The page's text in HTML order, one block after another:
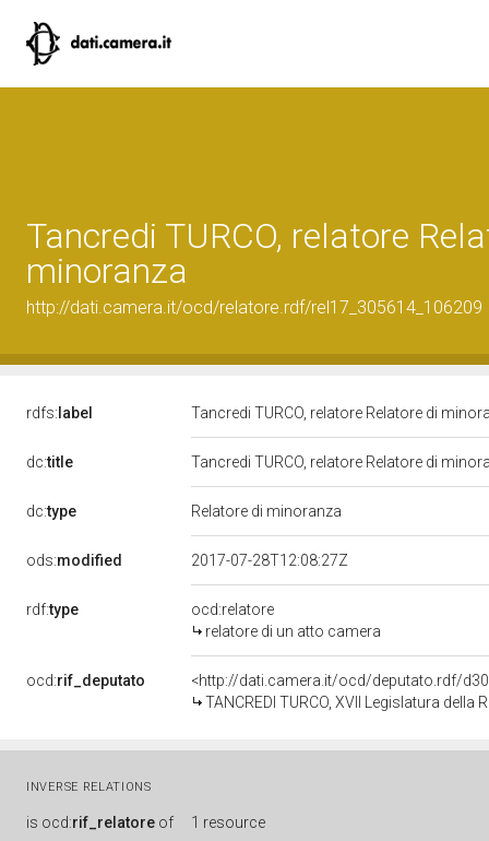
Tancredi TURCO, relatore
minoranza
http://dati.camera.it/ocd/relatore.rdf/rel17_305614_106209
rdfs: label Tancredi TURCO, relatore Relatore di
dc:title Tancredi TURCO, relatore Relatore di
dc:type Relatore di minoranza
ods:modified 2017-07-28T12:08:27Z
rdf:type
ocd:relatore
relatore di un atto camera
ocd:rif_deputato
<http://dati.camera.it/ocd/deputato.rdf/
TANCREDI TURCO, XVII Legislatura della
INVERSE RELATIONS
is ocd:rif_relatore of 1 resource